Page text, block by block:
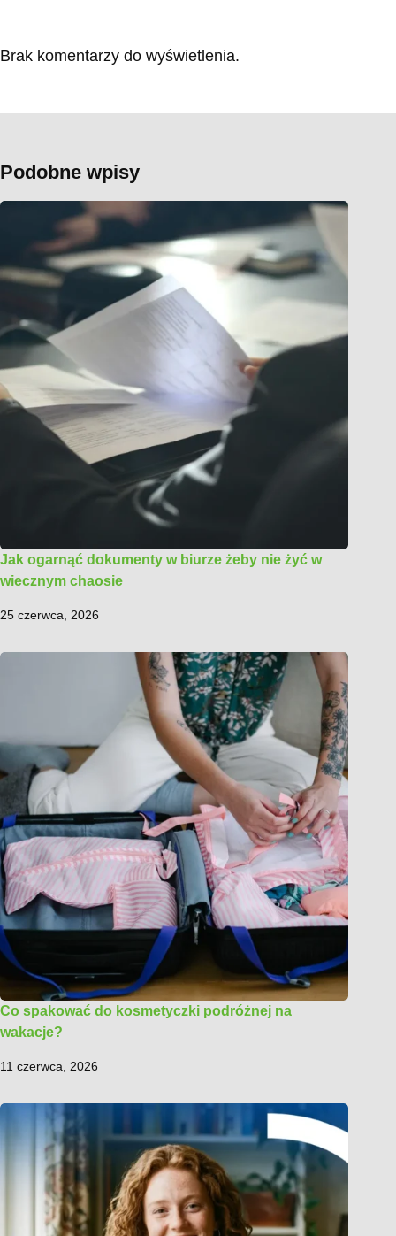
Brak komentarzy do wyświetlenia.
Podobne wpisy
Jak ogarnąć dokumenty w biurze żeby nie żyć w
wiecznym chaosie
25 czerwca, 2026
Co spakować do kosmetyczki podróżnej na
wakacje?
11 czerwca, 2026